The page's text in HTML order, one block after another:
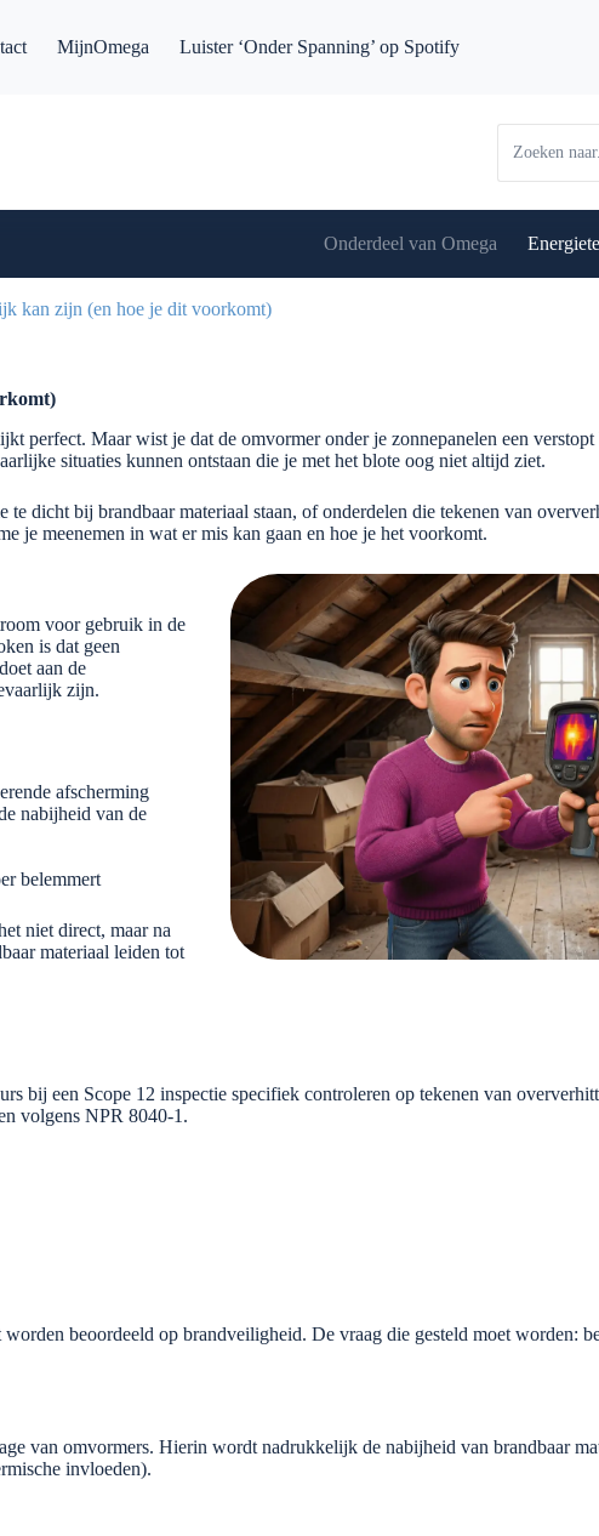
MijnOmega Luister ‘Onder Spanning’ op Spotify
Onderdeel van Omega
kan zijn (en hoe je dit voorkomt)
perfect. Maar wist je dat de omvormer onder je zonnepanelen een
situaties kunnen ontstaan die je met het blote oog niet altijd ziet.
te dicht bij brandbaar materiaal staan, of onderdelen die tekenen van
je meenemen in wat er mis kan gaan en hoe je het voorkomt.
voor gebruik in de
is dat geen
aan de
zijn.
afscherming
nabijheid van de
belemmert
niet direct, maar na
materiaal leiden tot
bij een Scope 12 inspectie specifiek controleren op tekenen van
volgens NPR 8040-1.
beoordeeld op brandveiligheid. De vraag die gesteld moet worden:
van omvormers. Hierin wordt nadrukkelijk de nabijheid van brandbaar
invloeden).